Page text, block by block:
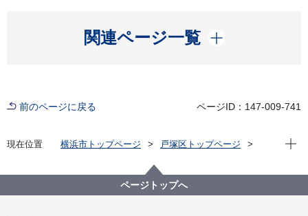
関連ページ一覧
開く
前のページに戻る ページID：147-009-741
現在位置 横浜市トップページ
戸塚区トップページ
青少年指導員について
現在
ページトップへ